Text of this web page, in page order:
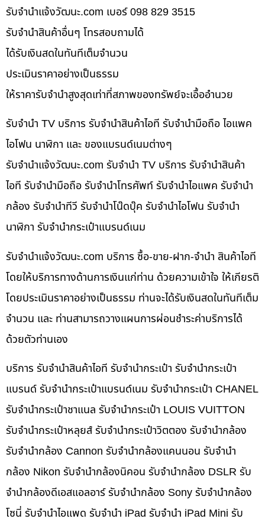
รับจํานําแจ้งวัฒนะ.com เบอร์ 098 829 3515
รับจำนำสินค้าอื่นๆ โทรสอบถามได้
ได้รับเงินสดในทันทีเต็มจำนวน
ประเมินราคาอย่างเป็นธรรม
ให้ราคารับจำนำสูงสุดเท่าที่สภาพของทรัพย์จะเอื้ออำนวย
รับจำนำ TV บริการ รับจำนำสินค้าไอที รับจำนำมือถือ ไอแพค
ไอโฟน นาฬิกา และ ของแบรนด์เนมต่างๆ
รับจํานําแจ้งวัฒนะ.com รับจำนำ TV บริการ รับจำนำสินค้า
ไอที รับจำนำมือถือ รับจำนำโทรศัพท์ รับจำนำไอแพค รับจำนำ
กล้อง รับจำนำทีวี รับจำนำโน๊ดบุ๊ค รับจำนำไอโฟน รับจำนำ
นาฬิกา รับจำนำกระเป๋าแบรนด์เนม
รับจํานําแจ้งวัฒนะ.com บริการ ซื้อ-ขาย-ฝาก-จำนำ สินค้าไอที
โดยให้บริการทางด้านการเงินแก่ท่าน ด้วยความเข้าใจ ให้เกียรติ
โดยประเมินราคาอย่างเป็นธรรม ท่านจะได้รับเงินสดในทันทีเต็ม
จำนวน และ ท่านสามารถวางแผนการผ่อนชำระค่าบริการได้
ด้วยตัวท่านเอง
บริการ รับจำนำสินค้าไอที รับจำนำกระเป๋า รับจำนำกระเป๋า
แบรนด์ รับจำนำกระเป๋าแบรนด์เนม รับจำนำกระเป๋า CHANEL
รับจำนำกระเป๋าชาแนล รับจำนำกระเป๋า LOUIS VUITTON
รับจำนำกระเป๋าหลุยส์ รับจำนำกระเป๋าวิตตอง รับจำนำกล้อง
รับจำนำกล้อง Cannon รับจำนำกล้องแคนนอน รับจำนำ
กล้อง Nikon รับจำนำกล้องนิคอน รับจำนำกล้อง DSLR รับ
จำนำกล้องดีเอสแอลอาร์ รับจำนำกล้อง Sony รับจำนำกล้อง
โซนี่ รับจำนำไอแพด รับจำนำ iPad รับจำนำ iPad Mini รับ